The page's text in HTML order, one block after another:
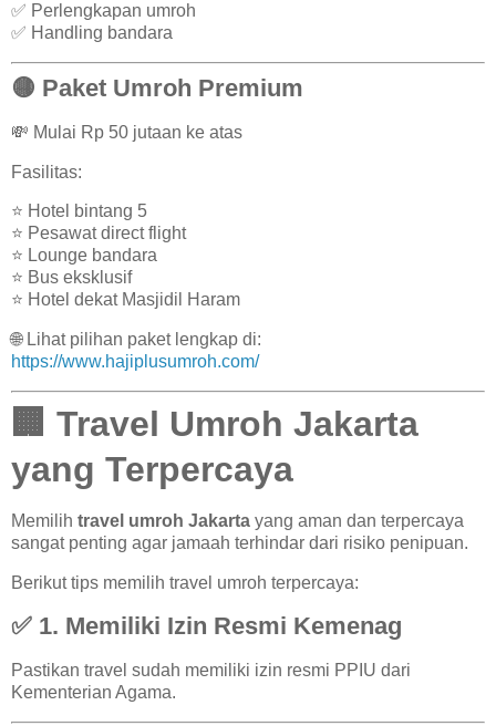
✅ Perlengkapan umroh
✅ Handling bandara
🟡 Paket Umroh Premium
💸 Mulai Rp 50 jutaan ke atas
Fasilitas:
⭐ Hotel bintang 5
⭐ Pesawat direct flight
⭐ Lounge bandara
⭐ Bus eksklusif
⭐ Hotel dekat Masjidil Haram
🌐 Lihat pilihan paket lengkap di:
https://www.hajiplusumroh.com/
🏢 Travel Umroh Jakarta
yang Terpercaya
Memilih travel umroh Jakarta yang aman dan terpercaya
sangat penting agar jamaah terhindar dari risiko penipuan.
Berikut tips memilih travel umroh terpercaya:
✅ 1. Memiliki Izin Resmi Kemenag
Pastikan travel sudah memiliki izin resmi PPIU dari
Kementerian Agama.